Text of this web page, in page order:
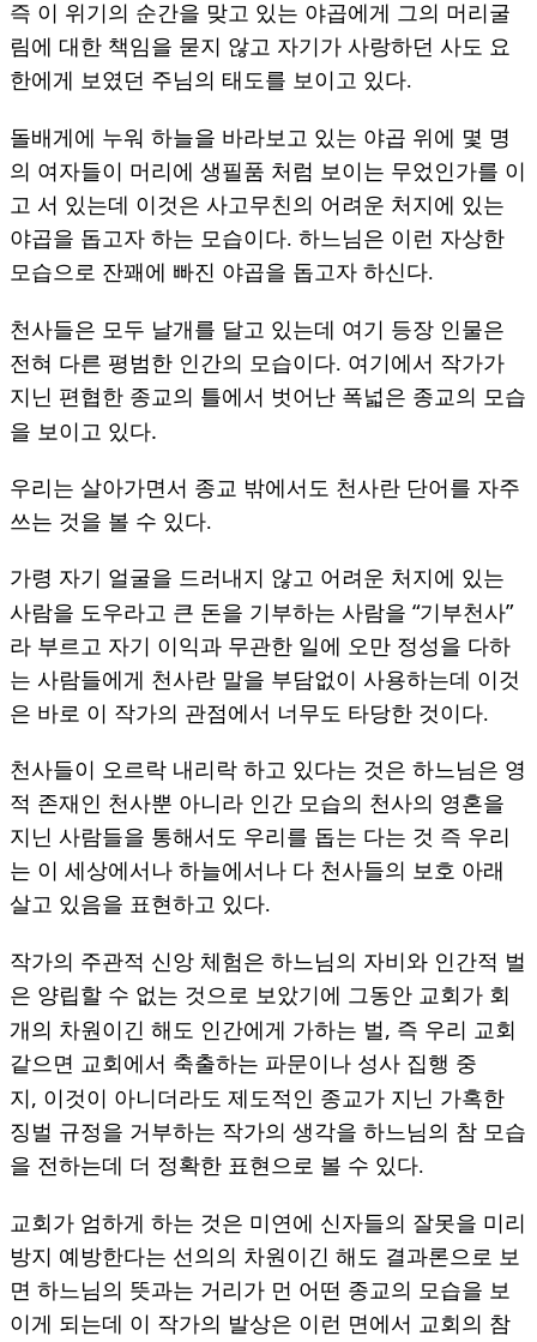
즉 이 위기의 순간을 맞고 있는 야곱에게 그의 머리굴
림에 대한 책임을 묻지 않고 자기가 사랑하던 사도 요
한에게 보였던 주님의 태도를 보이고 있다.
돌배게에 누워 하늘을 바라보고 있는 야곱 위에 몇 명
의 여자들이 머리에 생필품 처럼 보이는 무었인가를 이
고 서 있는데 이것은 사고무친의 어려운 처지에 있는
야곱을 돕고자 하는 모습이다. 하느님은 이런 자상한
모습으로 잔꽤에 빠진 야곱을 돕고자 하신다.
천사들은 모두 날개를 달고 있는데 여기 등장 인물은
전혀 다른 평범한 인간의 모습이다. 여기에서 작가가
지닌 편협한 종교의 틀에서 벗어난 폭넓은 종교의 모습
을 보이고 있다.
우리는 살아가면서 종교 밖에서도 천사란 단어를 자주
쓰는 것을 볼 수 있다.
가령 자기 얼굴을 드러내지 않고 어려운 처지에 있는
사람을 도우라고 큰 돈을 기부하는 사람을 “기부천사”
라 부르고 자기 이익과 무관한 일에 오만 정성을 다하
는 사람들에게 천사란 말을 부담없이 사용하는데 이것
은 바로 이 작가의 관점에서 너무도 타당한 것이다.
천사들이 오르락 내리락 하고 있다는 것은 하느님은 영
적 존재인 천사뿐 아니라 인간 모습의 천사의 영혼을
지닌 사람들을 통해서도 우리를 돕는 다는 것 즉 우리
는 이 세상에서나 하늘에서나 다 천사들의 보호 아래
살고 있음을 표현하고 있다.
작가의 주관적 신앙 체험은 하느님의 자비와 인간적 벌
은 양립할 수 없는 것으로 보았기에 그동안 교회가 회
개의 차원이긴 해도 인간에게 가하는 벌 , 즉 우리 교회
같으면 교회에서 축출하는 파문이나 성사 집행 중
지 , 이것이 아니더라도 제도적인 종교가 지닌 가혹한
징벌 규정을 거부하는 작가의 생각을 하느님의 참 모습
을 전하는데 더 정확한 표현으로 볼 수 있다.
교회가 엄하게 하는 것은 미연에 신자들의 잘못을 미리
방지 예방한다는 선의의 차원이긴 해도 결과론으로 보
면 하느님의 뜻과는 거리가 먼 어떤 종교의 모습을 보
이게 되는데 이 작가의 발상은 이런 면에서 교회의 참